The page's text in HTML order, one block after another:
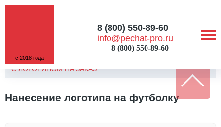
с 2018 года
info@pechat-pro.ru
8 (800) 550-89-60
8 (800) 550-89-60
ГЛАВНАЯ/
С ЛОГОТИПОМ НА ЗАКАЗ
Нанесение логотипа на футболку